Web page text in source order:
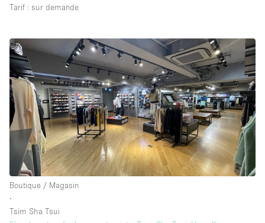
Tarif : sur demande
Boutique / Magasin
∙
Tsim Sha Tsui